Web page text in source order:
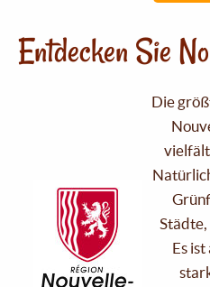
Entdecken Sie
Die
Städte,
Es